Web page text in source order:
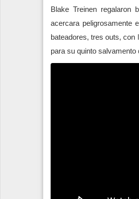
Blake Treinen regalaron
acercara peligrosamente
bateadores, tres outs, con
para su quinto salvamento